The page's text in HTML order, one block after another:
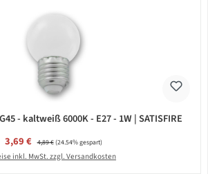
- kaltweiß 6000K - E27 - 1W | SATISFIRE
Verkaufspreis:
3,69 € Regulärer Preis:
4,89 €(24.54% gespart)
inkl. MwSt. zzgl. Versandkosten